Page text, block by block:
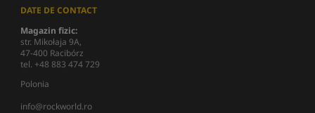
DATE DE CONTACT
Magazin fizic:
str. Mikołaja 9A,
47-400 Racibórz
tel. +48 883 474 729
Polonia
info@rockworld.ro